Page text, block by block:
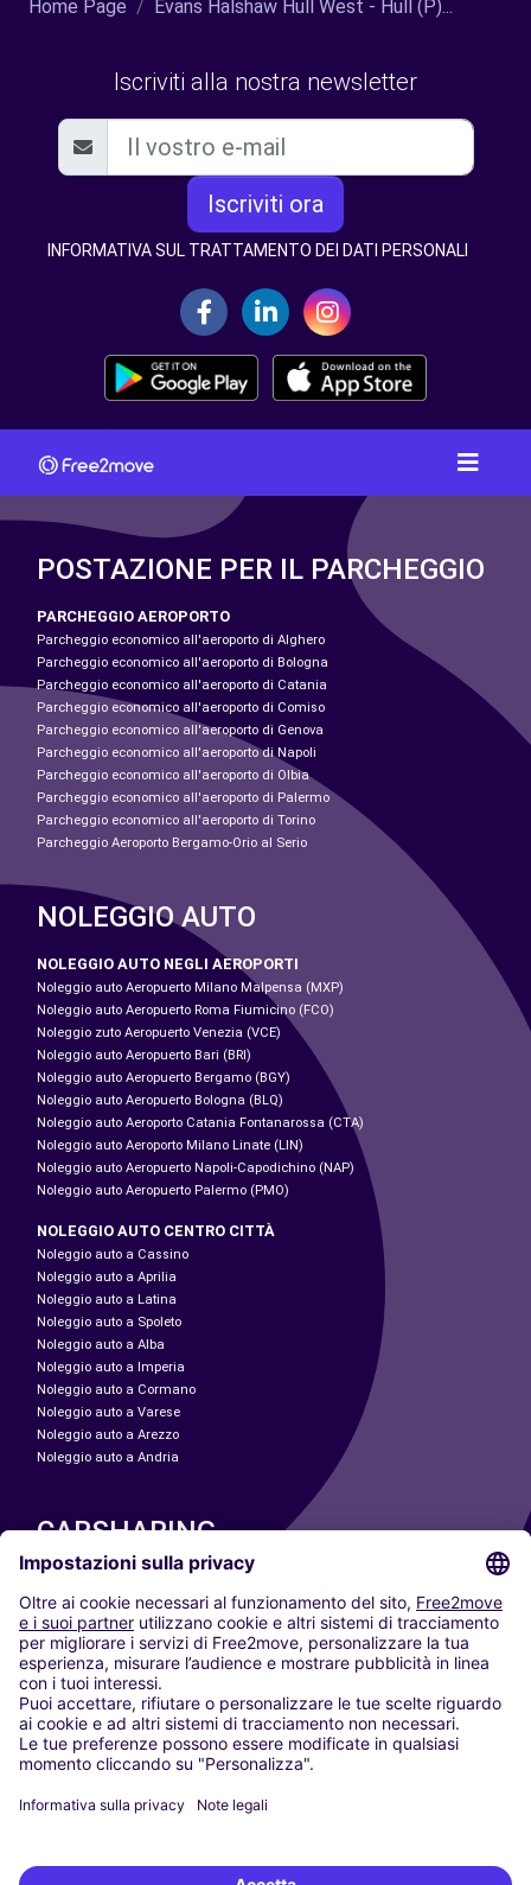
Home Page Evans Halshaw Hull West - Hull (P)...
Iscriviti alla nostra newsletter
Iscriviti ora
INFORMATIVA SUL TRATTAMENTO DEI DATI PERSONALI
POSTAZIONE PER IL PARCHEGGIO
PARCHEGGIO AEROPORTO
Parcheggio economico all'aeroporto di Alghero
Parcheggio economico all'aeroporto di Bologna
Parcheggio economico all'aeroporto di Catania
Parcheggio economico all'aeroporto di Comiso
Parcheggio economico all'aeroporto di Genova
Parcheggio economico all'aeroporto di Napoli
Parcheggio economico all'aeroporto di Olbia
Parcheggio economico all'aeroporto di Palermo
Parcheggio economico all'aeroporto di Torino
Parcheggio Aeroporto Bergamo-Orio al Serio
NOLEGGIO AUTO
NOLEGGIO AUTO NEGLI AEROPORTI
Noleggio auto Aeropuerto Milano Malpensa (MXP)
Noleggio auto Aeropuerto Roma Fiumicino (FCO)
Noleggio zuto Aeropuerto Venezia (VCE)
Noleggio auto Aeropuerto Bari (BRI)
Noleggio auto Aeropuerto Bergamo (BGY)
Noleggio auto Aeropuerto Bologna (BLQ)
Noleggio auto Aeroporto Catania Fontanarossa (CTA)
Noleggio auto Aeroporto Milano Linate (LIN)
Noleggio auto Aeropuerto Napoli-Capodichino (NAP)
Noleggio auto Aeropuerto Palermo (PMO)
NOLEGGIO AUTO CENTRO CITTÀ
Noleggio auto a Cassino
Noleggio auto a Aprilia
Noleggio auto a Latina
Noleggio auto a Spoleto
Noleggio auto a Alba
Noleggio auto a Imperia
Noleggio auto a Cormano
Noleggio auto a Varese
Noleggio auto a Arezzo
Noleggio auto a Andria
CARSHARING
LE NOSTRE CITTÀ
Paris
Madrid
Washington DC
Milano
Roma
Torino
Vienna
Berlino
Düsseldorf